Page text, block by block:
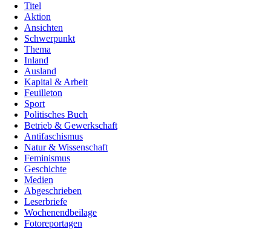
Titel
Aktion
Ansichten
Schwerpunkt
Thema
Inland
Ausland
Kapital & Arbeit
Feuilleton
Sport
Politisches Buch
Betrieb & Gewerkschaft
Antifaschismus
Natur & Wissenschaft
Feminismus
Geschichte
Medien
Abgeschrieben
Leserbriefe
Wochenendbeilage
Fotoreportagen